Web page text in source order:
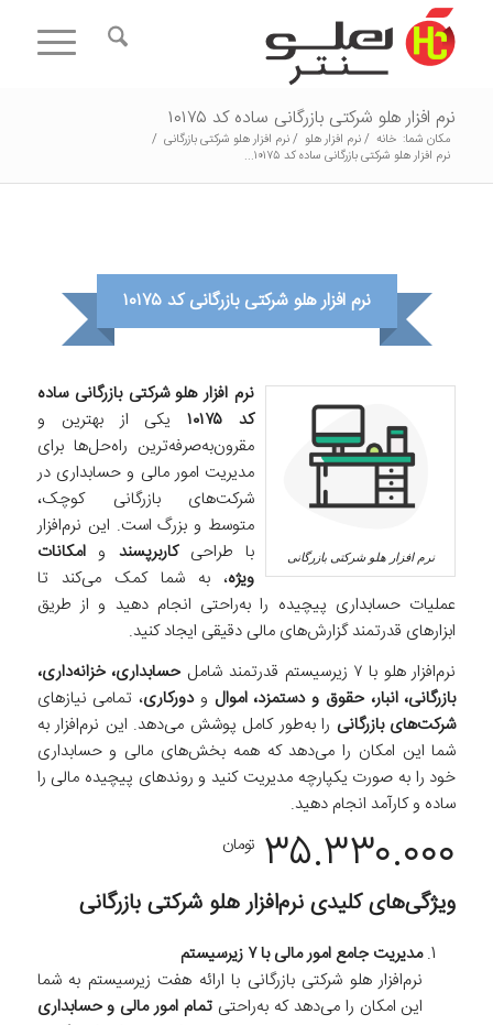
نرم افزار هلو شرکتی بازرگانی ساده کد ۱۰۱۷۵
مکان شما: خانه /نرم افزار هلو /نرم افزار هلو شرکتی بازرگانی /
نرم افزار هلو شرکتی بازرگانی ساده کد ۱۰۱۷۵...
نرم افزار هلو شرکتی بازرگانی کد ۱۰۱۷۵
نرم افزار هلو شرکتی بازرگانی
نرم افزار هلو شرکتی بازرگانی ساده
کد ۱۰۱۷۵
یکی از بهترین و
مقرون‌به‌صرفه‌ترین راه‌حل‌ها برای
مدیریت امور مالی و حسابداری در
شرکت‌های بازرگانی کوچک،
متوسط و بزرگ است. این نرم‌افزار
با طراحیکاربرپسند وامکانات
ویژه، به شما کمک می‌کند تا
عملیات حسابداری پیچیده را به‌راحتی انجام دهید و از طریق
ابزارهای قدرتمند گزارش‌های مالی دقیقی ایجاد کنید.
نرم‌افزار هلو با ۷ زیرسیستم قدرتمند شامل
حسابداری، خزانه‌داری،
بازرگانی، انبار، حقوق و دستمزد، اموال ودورکاری، تمامی نیازهای
شرکت‌های بازرگانی را به‌طور کامل پوشش می‌دهد. این نرم‌افزار به
شما این امکان را می‌دهد که همه بخش‌های مالی و حسابداری
خود را به صورت یکپارچه مدیریت کنید و روندهای پیچیده مالی را
ساده و کارآمد انجام دهید.
۳۵.۳۳۰.۰۰۰ تومان
ویژگی‌های کلیدی نرم‌افزار هلو شرکتی بازرگانی
مدیریت جامع امور مالی با ۷ زیرسیستم
نرم‌افزار هلو شرکتی بازرگانی با ارائه هفت زیرسیستم به شما
این امکان را می‌دهد که به‌راحتی تمام امور مالی و حسابداری